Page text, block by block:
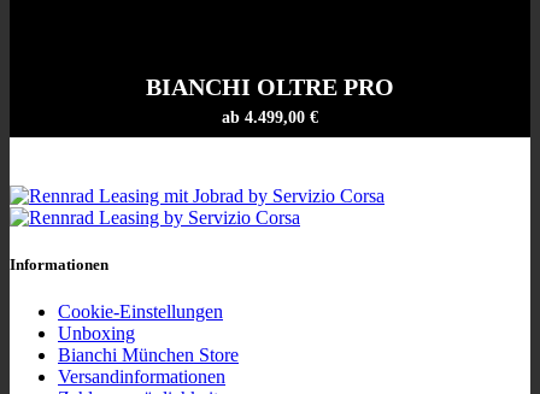
BIANCHI OLTRE PRO
ab 4.499,00 €
Informationen
Cookie-Einstellungen
Unboxing
Bianchi München Store
Versandinformationen